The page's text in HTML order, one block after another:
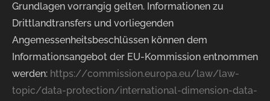
Grundlagen vorrangig gelten. Informationen zu
Drittlandtransfers und vorliegenden
Angemessenheitsbeschlüssen können dem
Informationsangebot der EU-Kommission entnommen
werden: https://commission.europa.eu/law/law-
topic/data-protection/international-dimension-data-